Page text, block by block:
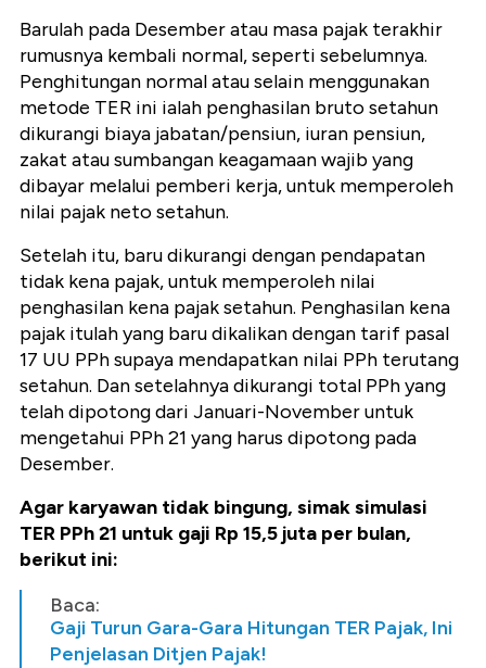
Barulah pada Desember atau masa pajak terakhir
rumusnya kembali normal, seperti sebelumnya.
Penghitungan normal atau selain menggunakan
metode TER ini ialah penghasilan bruto setahun
dikurangi biaya jabatan/pensiun, iuran pensiun,
zakat atau sumbangan keagamaan wajib yang
dibayar melalui pemberi kerja, untuk memperoleh
nilai pajak neto setahun.
Setelah itu, baru dikurangi dengan pendapatan
tidak kena pajak, untuk memperoleh nilai
penghasilan kena pajak setahun. Penghasilan kena
pajak itulah yang baru dikalikan dengan tarif pasal
17 UU PPh supaya mendapatkan nilai PPh terutang
setahun. Dan setelahnya dikurangi total PPh yang
telah dipotong dari Januari-November untuk
mengetahui PPh 21 yang harus dipotong pada
Desember.
Agar karyawan tidak bingung, simak simulasi
TER PPh 21 untuk gaji Rp 15,5 juta per bulan,
berikut ini:
Baca:
Gaji Turun Gara-Gara Hitungan TER Pajak, Ini
Penjelasan Ditjen Pajak!